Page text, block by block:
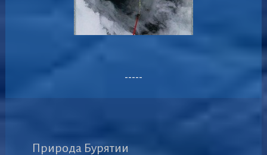
-----
Природа Бурятии